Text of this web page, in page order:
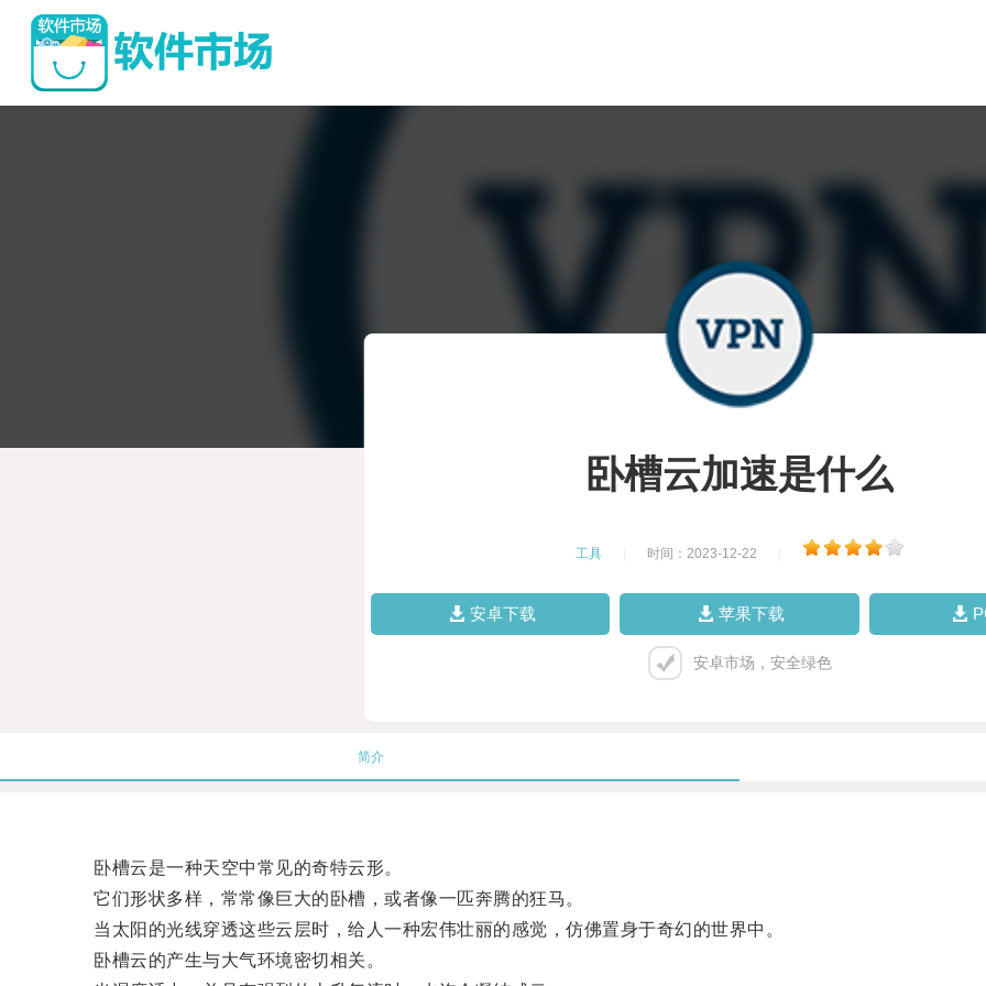
卧槽云加速是什么
工具 时间：2023-12-22
安卓下载 苹果下载
安卓市场，安全绿色
简介
卧槽云是一种天空中常见的奇特云形。
它们形状多样，常常像巨大的卧槽，或者像一匹奔腾的狂马。
当太阳的光线穿透这些云层时，给人一种宏伟壮丽的感觉，仿佛置身于奇幻的世界中。
卧槽云的产生与大气环境密切相关。